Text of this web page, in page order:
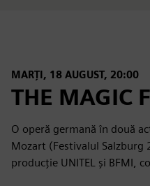
MARȚI, 18 AUGUST, 20:00
THE MAGIC
O operă germană în două
Mozart (Festivalul Salzburg
producție UNITEL și BFMI,